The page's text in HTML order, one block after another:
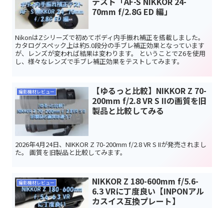
70mm f/2.8G ED 編」
NikonはZシリーズで初めてボディ内手振れ補正を搭載しました。
カタログスペック上は約5.0段分の手ブレ補正効果となっています
が、レンズが変われば結果は変わります。 ということでZ6を使用
し、様々なレンズで手ブレ補正効果をテストしてみます。
撮影機材レビュー
【ゆるっと比較】NIKKOR Z 70-
200mm f/2.8 VR S IIの画質を旧
製品と比較してみる
2026年4月24日、NIKKOR Z 70-200mm f/2.8 VR S IIが発売されまし
た。 画質を旧製品と比較してみます。
撮影機材レビュー
NIKKOR Z 180-600mm f/5.6-
6.3 VRに丁度良い【INPONアル
カスイス互換プレート】